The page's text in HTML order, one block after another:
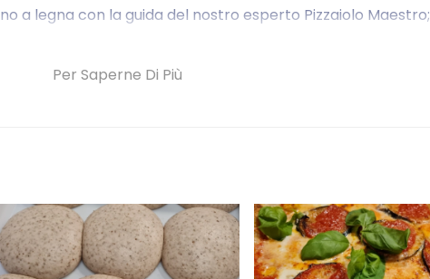
a legna con la guida del nostro esperto Pizzaiolo Maestro;
un delizioso aperitivo;
Per Saperne Di Più